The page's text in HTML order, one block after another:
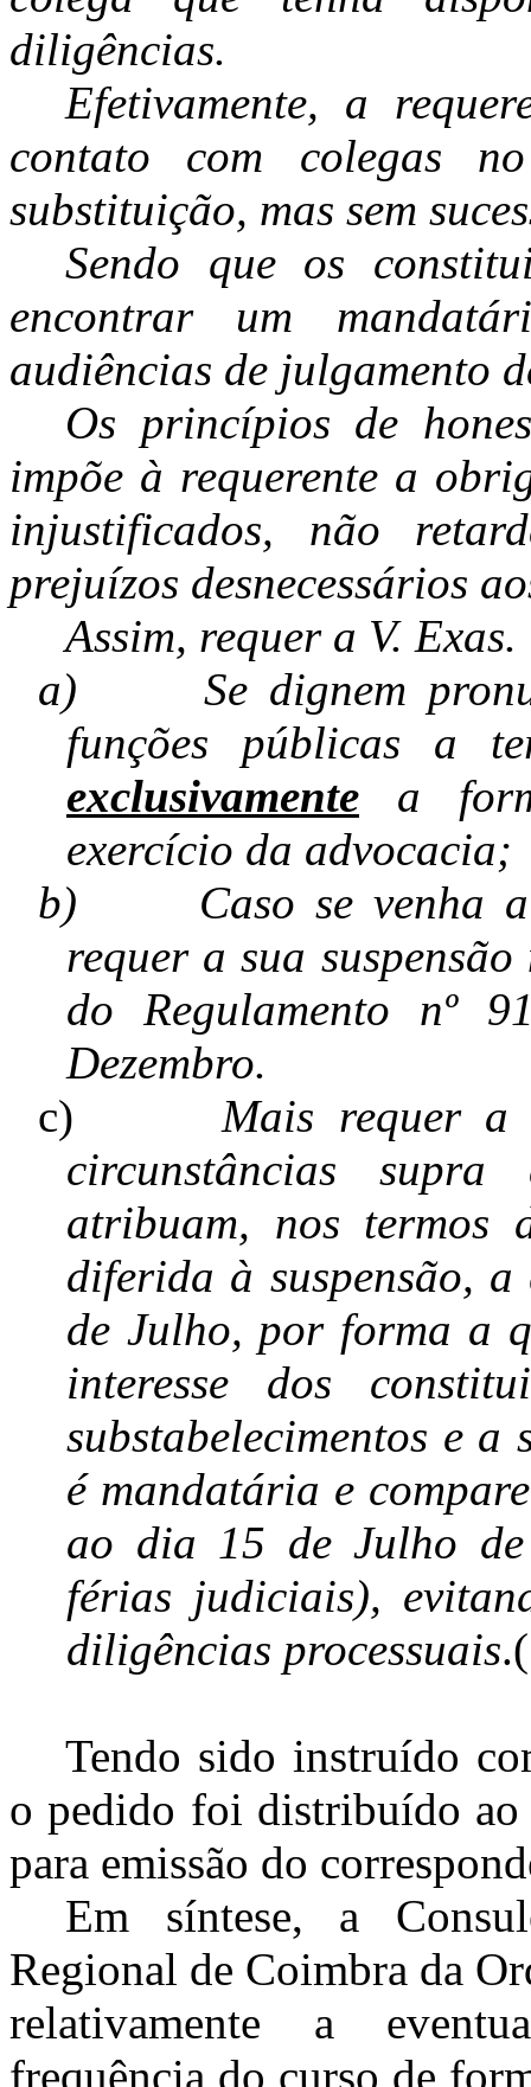
diligências.
Efetivamente, a
contato com colegas
substituição, mas sem
Sendo que os
encontrar um
audiências de julgamento
Os princípios de
impõe à requerente a
injustificados, não
prejuízos desnecessários
Assim, requer a V. Exas.
a)Se dignem
funções públicas a
exclusivamente a
exercício da advocacia;
b) Caso se venha
requer a sua
do Regulamento nº
Dezembro.
c) Mais requer a
circunstâncias supra
atribuam, nos termos
diferida à suspensão,
de Julho, por forma a
interesse dos
substabelecimentos e a
é mandatária e
ao dia 15 de Julho
férias judiciais),
diligências processuais
Tendo sido instruído
o pedido foi distribuído
para emissão do
Em síntese, a
Regional de Coimbra da
relativamente a
frequência do curso de